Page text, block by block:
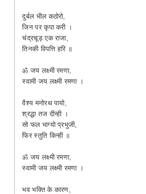
दुर्बल भील कठोरो,
जिन पर कृपा करी ।
चंद्रचूड़ एक राजा,
तिनकी विपत्ति हरि ॥
ॐ जय लक्ष्मी रमणा,
स्वामी जय लक्ष्मी रमणा ।
वैश्य मनोरथ पायो,
श्रद्धा तज दीन्ही ।
सो फल भाग्यो प्रभुजी,
फिर स्तुति किन्ही ॥
ॐ जय लक्ष्मी रमणा,
स्वामी जय लक्ष्मी रमणा ।
भव भक्ति के कारण,